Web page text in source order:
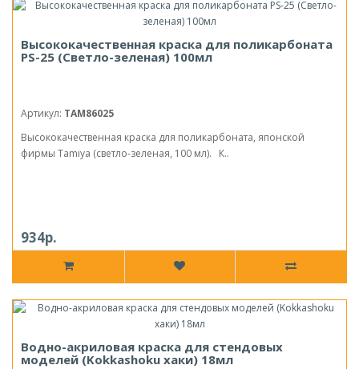
Высококачественная краска для поликарбоната
PS-25 (Светло-зеленая) 100мл
Артикул: TAM86025
Высококачественная краска для поликарбоната, японской
фирмы Tamiya (светло-зеленая, 100 мл). К..
934р.
Водно-акриловая краска для стендовых
моделей (Kokkashoku хаки) 18мл